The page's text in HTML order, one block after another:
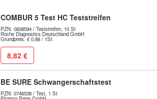
COMBUR 5 Test HC Teststreifen
PZN: 0838594 / Teststreifen, 10 St
Roche Diagnostics Deutschland GmbH
Grundpreis: € 0,88 / 1St
8,82 €
BE SURE Schwangerschaftstest
PZN: 0746538 / Test, 1 St